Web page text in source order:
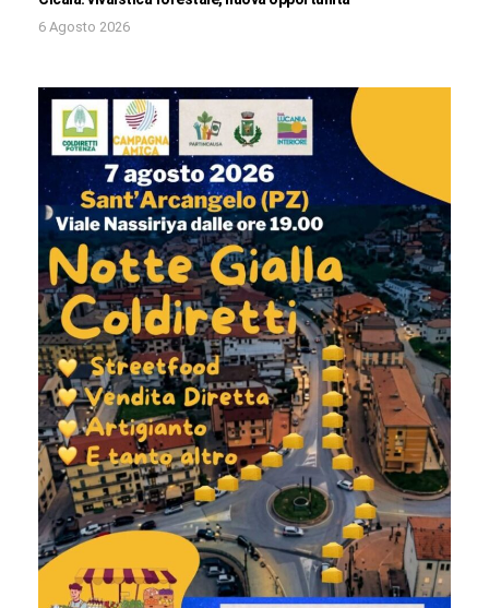
6 Agosto 2026